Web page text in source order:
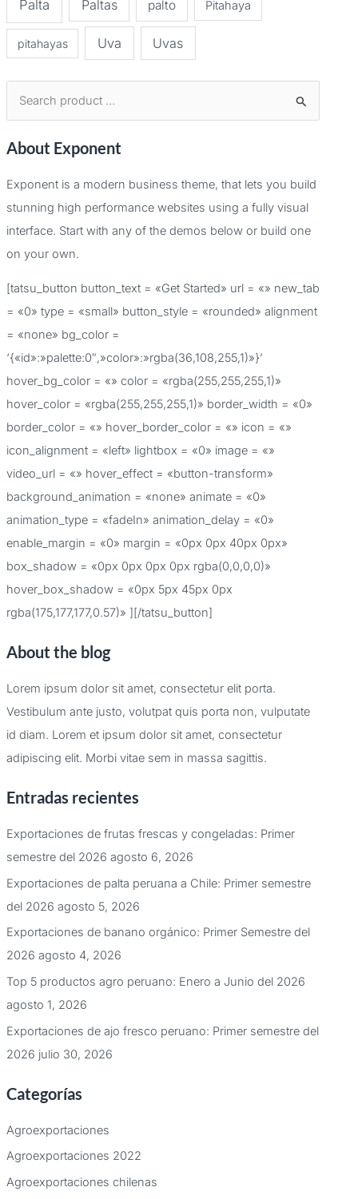
Palta Paltas palto Pitahaya
pitahayas Uva Uvas
s
r
:
About Exponent
Exponent is a modern business theme, that lets you build
stunning high performance websites using a fully visual
interface. Start with any of the demos below or build one
on your own.
[tatsu_button button_text = «Get Started» url = «» new_tab
= «0» type = «small» button_style = «rounded» alignment
= «none» bg_color =
‘{«id»:»palette:0″,»color»:»rgba(36,108,255,1)»}’
hover_bg_color = «» color = «rgba(255,255,255,1)»
hover_color = «rgba(255,255,255,1)» border_width = «0»
border_color = «» hover_border_color = «» icon = «»
icon_alignment = «left» lightbox = «0» image = «»
video_url = «» hover_effect = «button-transform»
background_animation = «none» animate = «0»
animation_type = «fadeIn» animation_delay = «0»
enable_margin = «0» margin = «0px 0px 40px 0px»
box_shadow = «0px 0px 0px 0px rgba(0,0,0,0)»
hover_box_shadow = «0px 5px 45px 0px
rgba(175,177,177,0.57)» ][/tatsu_button]
About the blog
Lorem ipsum dolor sit amet, consectetur elit porta.
Vestibulum ante justo, volutpat quis porta non, vulputate
id diam. Lorem et ipsum dolor sit amet, consectetur
adipiscing elit. Morbi vitae sem in massa sagittis.
Entradas recientes
Exportaciones de frutas frescas y congeladas: Primer
semestre del 2026 agosto 6, 2026
Exportaciones de palta peruana a Chile: Primer semestre
del 2026 agosto 5, 2026
Exportaciones de banano orgánico: Primer Semestre del
2026 agosto 4, 2026
Top 5 productos agro peruano: Enero a Junio del 2026
agosto 1, 2026
Exportaciones de ajo fresco peruano: Primer semestre del
2026 julio 30, 2026
Categorías
Agroexportaciones
Agroexportaciones 2022
Agroexportaciones chilenas